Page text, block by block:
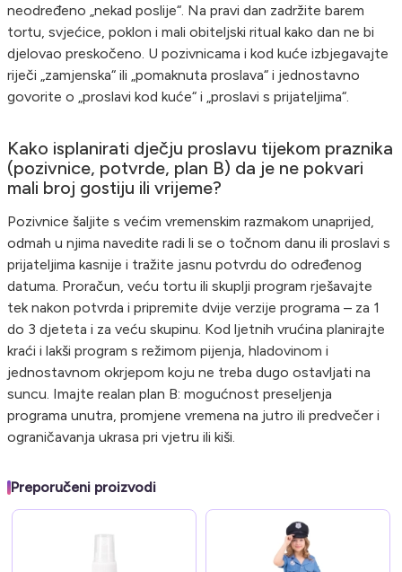
neodređeno „nekad poslije“. Na pravi dan zadržite barem
tortu, svjećice, poklon i mali obiteljski ritual kako dan ne bi
djelovao preskočeno. U pozivnicama i kod kuće izbjegavajte
riječi „zamjenska“ ili „pomaknuta proslava“ i jednostavno
govorite o „proslavi kod kuće“ i „proslavi s prijateljima“.
Kako isplanirati dječju proslavu tijekom praznika
(pozivnice, potvrde, plan B) da je ne pokvari
mali broj gostiju ili vrijeme?
Pozivnice šaljite s većim vremenskim razmakom unaprijed,
odmah u njima navedite radi li se o točnom danu ili proslavi s
prijateljima kasnije i tražite jasnu potvrdu do određenog
datuma. Proračun, veću tortu ili skuplji program rješavajte
tek nakon potvrda i pripremite dvije verzije programa – za 1
do 3 djeteta i za veću skupinu. Kod ljetnih vrućina planirajte
kraći i lakši program s režimom pijenja, hladovinom i
jednostavnom okrjepom koju ne treba dugo ostavljati na
suncu. Imajte realan plan B: mogućnost preseljenja
programa unutra, promjene vremena na jutro ili predvečer i
ograničavanja ukrasa pri vjetru ili kiši.
Preporučeni proizvodi